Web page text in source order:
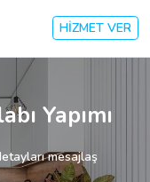
HİZMET VER
Yapımı
mesajlaş